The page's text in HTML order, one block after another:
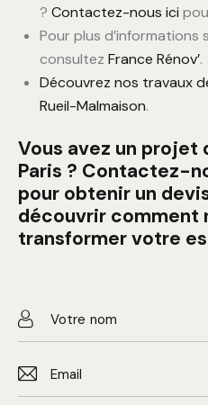
? Contactez-nous ici
Pour plus d’informations
consultez France Rénov’.
Découvrez nos travaux
Rueil-Malmaison.
Vous avez un projet
Paris ? Contactez-
pour obtenir un
découvrir comment
transformer votre